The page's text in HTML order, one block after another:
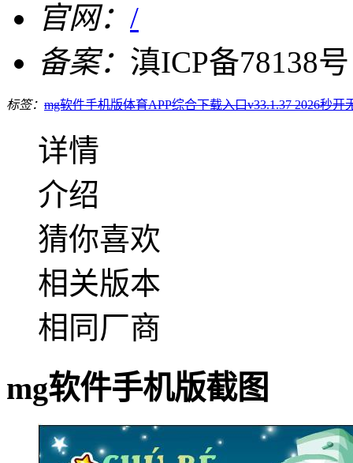
官网： /
备案： 滇ICP备78138号
标签： mg软件手机版体育APP综合下载入口v33.1.37 2026秒开
详情
介绍
猜你喜欢
相关版本
相同厂商
mg软件手机版截图